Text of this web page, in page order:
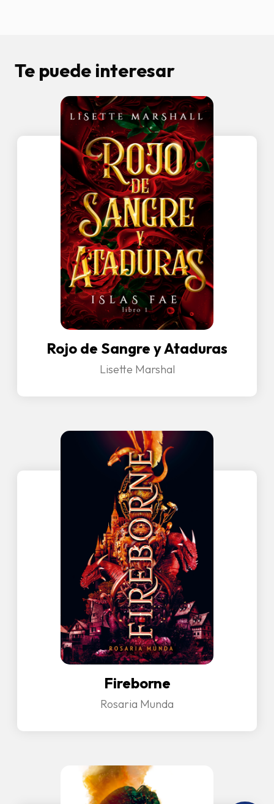
Te puede interesar
Rojo de Sangre y Ataduras
Lisette Marshal
Fireborne
Rosaria Munda